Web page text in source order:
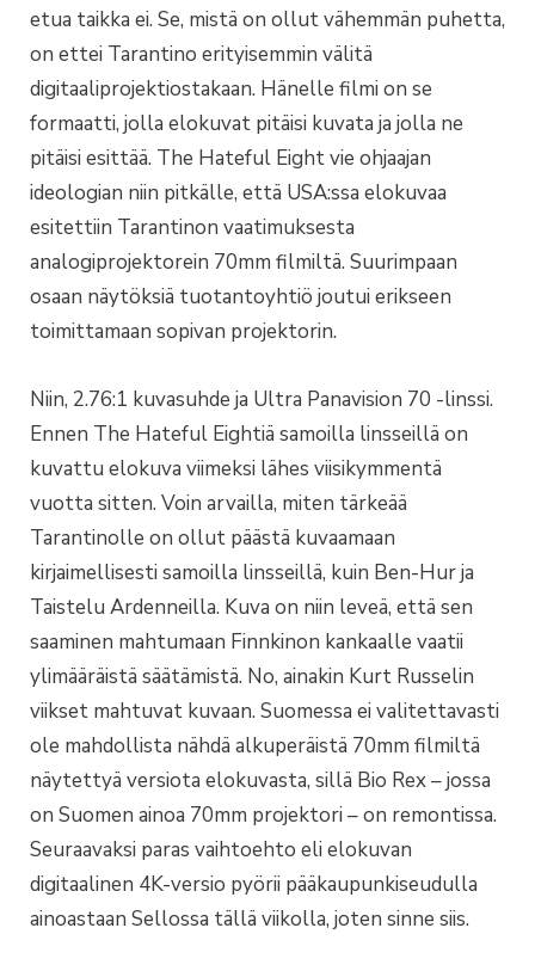
etua taikka ei. Se, mistä on ollut vähemmän puhetta,
on ettei Tarantino erityisemmin välitä
digitaaliprojektiostakaan. Hänelle filmi on se
formaatti, jolla elokuvat pitäisi kuvata ja jolla ne
pitäisi esittää. The Hateful Eight vie ohjaajan
ideologian niin pitkälle, että USA:ssa elokuvaa
esitettiin Tarantinon vaatimuksesta
analogiprojektorein 70mm filmiltä. Suurimpaan
osaan näytöksiä tuotantoyhtiö joutui erikseen
toimittamaan sopivan projektorin.
Niin, 2.76:1 kuvasuhde ja Ultra Panavision 70 -linssi.
Ennen The Hateful Eightiä samoilla linsseillä on
kuvattu elokuva viimeksi lähes viisikymmentä
vuotta sitten. Voin arvailla, miten tärkeää
Tarantinolle on ollut päästä kuvaamaan
kirjaimellisesti samoilla linsseillä, kuin Ben-Hur ja
Taistelu Ardenneilla. Kuva on niin leveä, että sen
saaminen mahtumaan Finnkinon kankaalle vaatii
ylimääräistä säätämistä. No, ainakin Kurt Russelin
viikset mahtuvat kuvaan. Suomessa ei valitettavasti
ole mahdollista nähdä alkuperäistä 70mm filmiltä
näytettyä versiota elokuvasta, sillä Bio Rex – jossa
on Suomen ainoa 70mm projektori – on remontissa.
Seuraavaksi paras vaihtoehto eli elokuvan
digitaalinen 4K-versio pyörii pääkaupunkiseudulla
ainoastaan Sellossa tällä viikolla, joten sinne siis.